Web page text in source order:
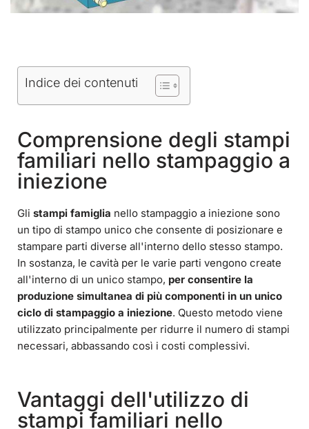
Indice dei contenuti
Comprensione degli stampi
familiari nello stampaggio a
iniezione
Gli stampi famiglia nello stampaggio a iniezione sono
un tipo di stampo unico che consente di posizionare e
stampare parti diverse all'interno dello stesso stampo.
In sostanza, le cavità per le varie parti vengono create
all'interno di un unico stampo, per consentire la
produzione simultanea di più componenti in un unico
ciclo di stampaggio a iniezione. Questo metodo viene
utilizzato principalmente per ridurre il numero di stampi
necessari, abbassando così i costi complessivi.
Vantaggi dell'utilizzo di
stampi familiari nello